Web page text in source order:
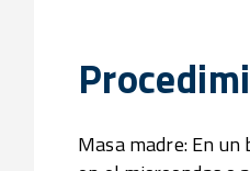
Masa madre: En